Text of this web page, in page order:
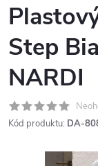
Step
NARDI
Kód produktu: DA-